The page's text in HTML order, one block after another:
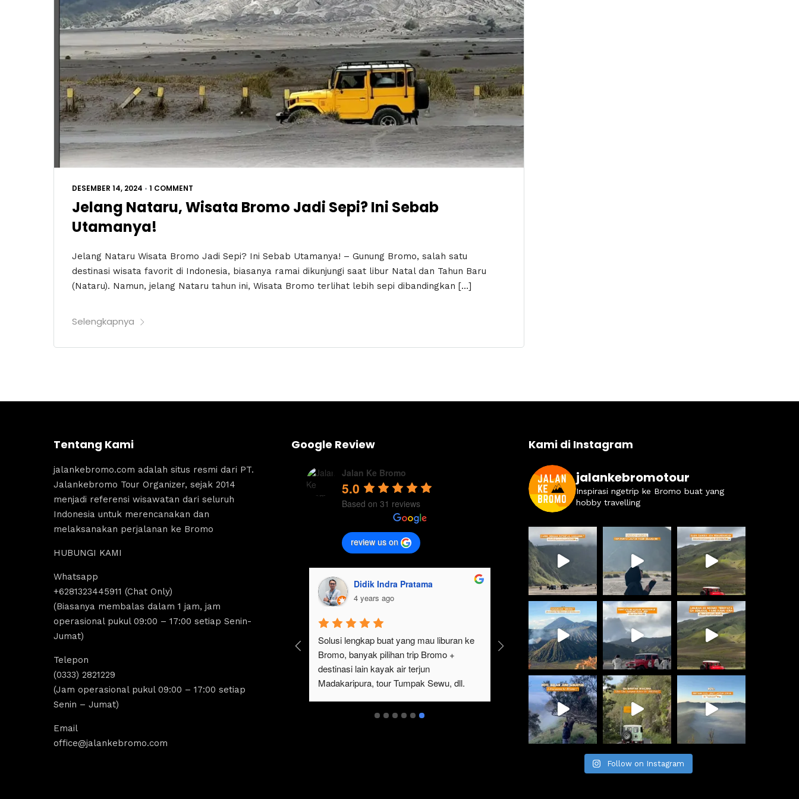
DESEMBER 14, 2024 • 1 COMMENT
Jelang Nataru, Wisata Bromo Jadi Sepi? Ini Sebab
Utamanya!
Jelang Nataru Wisata Bromo Jadi Sepi? Ini Sebab Utamanya! – Gunung Bromo, salah satu
destinasi wisata favorit di Indonesia, biasanya ramai dikunjungi saat libur Natal dan Tahun Baru
(Nataru). Namun, jelang Nataru tahun ini, Wisata Bromo terlihat lebih sepi dibandingkan […]
Selengkapnya
Tentang Kami
jalankebromo.com adalah situs resmi dari PT.
Jalankebromo Tour Organizer, sejak 2014
menjadi referensi wisawatan dari seluruh
Indonesia untuk merencanakan dan
melaksanakan perjalanan ke Bromo
HUBUNGI KAMI
Whatsapp
+6281323445911 (Chat Only)
(Biasanya membalas dalam 1 jam, jam
operasional pukul 09:00 – 17:00 setiap Senin-
Jumat)
Telepon
(0333) 2821229
(Jam operasional pukul 09:00 – 17:00 setiap
Senin – Jumat)
Email
office@jalankebromo.com
Google Review
Jalan Ke Bromo
5.0
Based on 31 reviews
review us on
menyediakan sewa
Jeep malang.
aktivitas tour
dan trip bromo.
destinasi Air terjun
amazing banget
4 years ago
bromo, kita bisa melakukan tour bromo
Sunrise dan Sunset.Pokoknya sangat
Didik Indra Pratama
4 years ago
Solusi lengkap buat yang mau liburan ke
Bromo, banyak pilihan trip Bromo +
destinasi lain kayak air terjun
Madakaripura, tour Tumpak Sewu, dll.
Kami di Instagram
jalankebromotour
Inspirasi ngetrip ke Bromo buat yang
hobby travelling
Follow on Instagram